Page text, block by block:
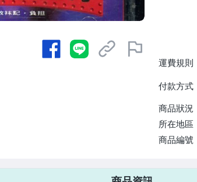
運費規則
付款方式
商品狀況
所在地區
商品編號